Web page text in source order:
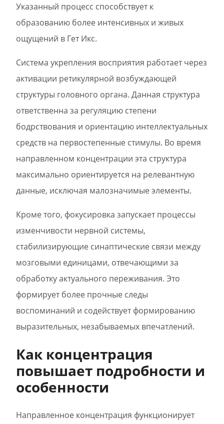
Указанный процесс способствует к
образованию более интенсивных и живых
ощущений в Гет Икс.
Система укрепления восприятия работает через
активации ретикулярной возбуждающей
структуры головного органа. Данная структура
ответственна за регуляцию степени
бодрствования и ориентацию интеллектуальных
средств на первостепенные стимулы. Во время
направленном концентрации эта структура
максимально ориентируется на релевантную
данные, исключая малозначимые элементы.
Кроме того, фокусировка запускает процессы
изменчивости нервной системы,
стабилизирующие синаптические связи между
мозговыми единицами, отвечающими за
обработку актуального переживания. Это
формирует более прочные следы
воспоминаний и содействует формированию
выразительных, незабываемых впечатлений.
Как концентрация
повышает подробности и
особенности
Направленное концентрация функционирует